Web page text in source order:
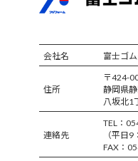
会社名 富士ゴ
住所
〒424-
静岡県
八坂北1
連絡先
TEL：
（平日9
FAX：